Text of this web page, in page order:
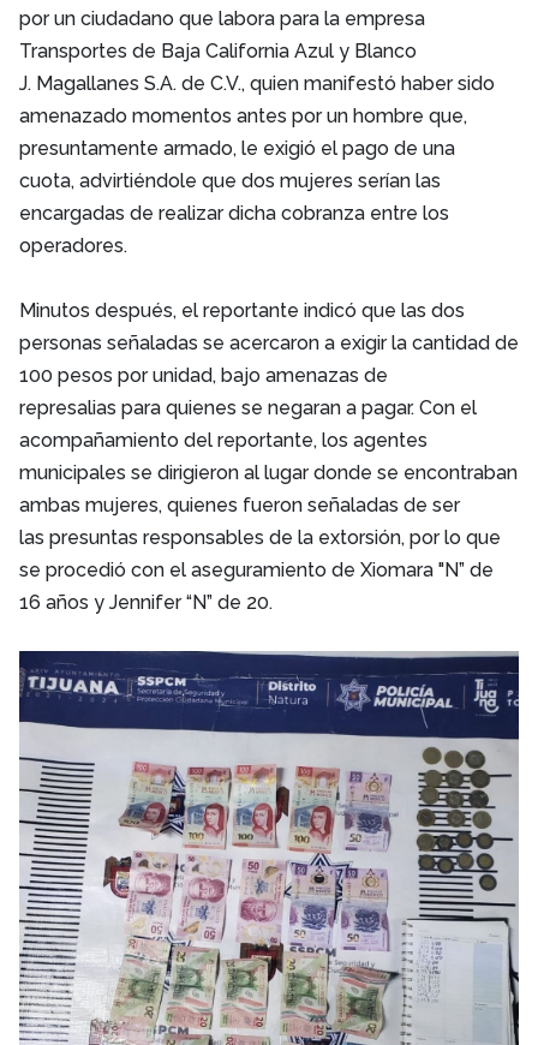
por un ciudadano que labora para la empresa
Transportes de Baja California Azul y Blanco
J. Magallanes S.A. de C.V., quien manifestó haber sido
amenazado momentos antes por un hombre que,
presuntamente armado, le exigió el pago de una
cuota, advirtiéndole que dos mujeres serían las
encargadas de realizar dicha cobranza entre los
operadores.
Minutos después, el reportante indicó que las dos
personas señaladas se acercaron a exigir la cantidad de
100 pesos por unidad, bajo amenazas de
represalias para quienes se negaran a pagar. Con el
acompañamiento del reportante, los agentes
municipales se dirigieron al lugar donde se encontraban
ambas mujeres, quienes fueron señaladas de ser
las presuntas responsables de la extorsión, por lo que
se procedió con el aseguramiento de Xiomara "N” de
16 años y Jennifer “N” de 20.